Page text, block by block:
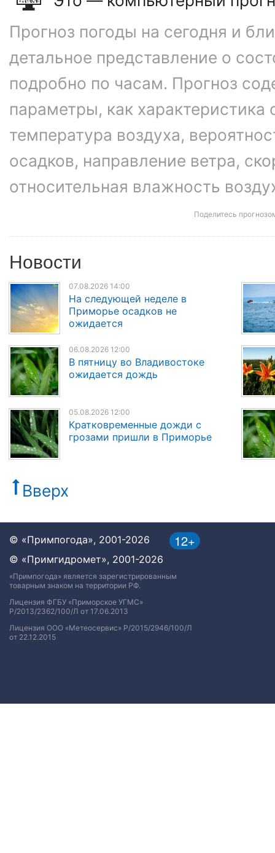
Прогноз погоды на сегодня и
детальное представление о
подробно по часам. Прогноз
параметры, как характеристика
температура воздуха,
осадков, направление ветра,
относительная влажность
Поделитесь
Новости
07.08.2026 14:00
На следующей неделе в
Приморье осадков не
ожидается
06.08.2026 12:00
В пятницу во Владивостоке
ожидается дождь
05.08.2026 12:00
Кратковременные дожди с
грозами пришли в Приморье
Вверх
12+
© «Примпогода», 2001-2026
© «Примгидромет», 2001-2026
«Примпогода» является зарегистрированным
товарным знаком на территории РФ.
Лицензия ФГБУ «Приморское УГМС»
Р/2013/2362/100/Л от 17.06.2013
Лицензия ООО «Метеосервис» Р/2015/2946/100/Л
от 22.12.2015